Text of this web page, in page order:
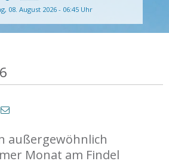
08. August 2026 - 06:45 Uhr
außergewöhnlich
Monat am Findel